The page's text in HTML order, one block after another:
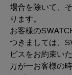
場合を除いて、
ります。
お客様の
つきましては、
ビスをお約束い
万が一お客様の